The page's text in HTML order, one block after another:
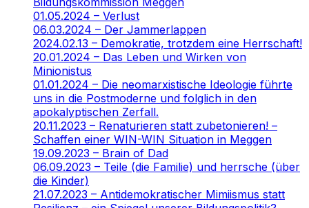
01.05.2024 – Verlust
06.03.2024 – Der Jammerlappen
2024.02.13 – Demokratie, trotzdem eine Herrschaft!
20.01.2024 – Das Leben und Wirken von
Minionistus
01.01.2024 – Die neomarxistische Ideologie führte
uns in die Postmoderne und folglich in den
apokalyptischen Zerfall.
20.11.2023 – Renaturieren statt zubetonieren! –
Schaffen einer WIN-WIN Situation in Meggen
19.09.2023 – Brain of Dad
06.09.2023 – Teile (die Familie) und herrsche (über
die Kinder)
21.07.2023 – Antidemokratischer Mimiismus statt